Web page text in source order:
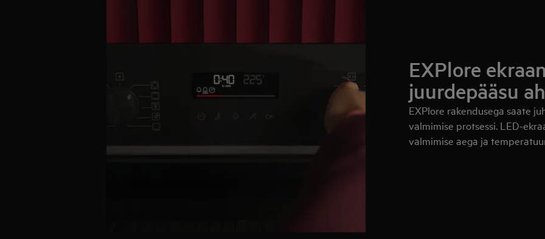
EXPlore
juurdepääsu
EXPlore rakendusega saate
valmimise protsessi. LED-
valmimise aega ja